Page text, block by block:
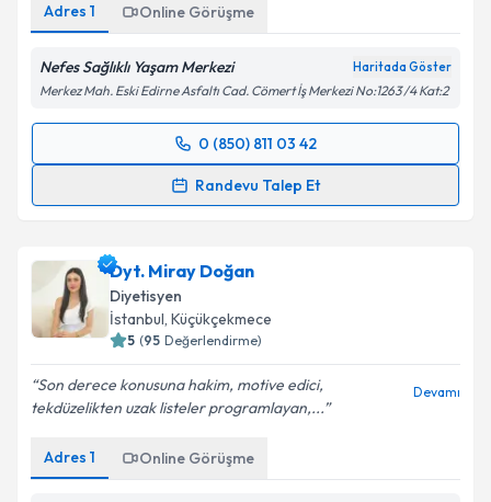
Adres 1 Online Görüşme
Nefes Sağlıklı Yaşam Merkezi Haritada Göster
Merkez Mah. Eski Edirne Asfaltı Cad. Cömert İş Merkezi No:1263 /4 Kat:2
0 (850) 811 03 42
Randevu Talep Et
Randevu Takvimi Talebi
hazırlandığında e-posta ile bilgilendireceğiz.
E-posta Adresiniz
Kişisel verilerimin işlenmesine ilişkin
kapsamda işlenmesini kabul ediyorum.
Dyt. Miray Doğan
Diyetisyen
İstanbul, Küçükçekmece
5 (95 Değerlendirme)
Son derece konusuna hakim, motive edici,
tekdüzelikten uzak listeler programlayan,...
Devamı
Adres 1 Online Görüşme